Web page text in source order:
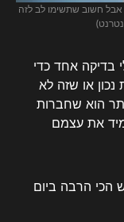
אבל חשוב שתשימו לב לזה
בדיקה אחד כדי
או שזה לא
הוא שחברות
את עצמם
הכי הרבה ביום